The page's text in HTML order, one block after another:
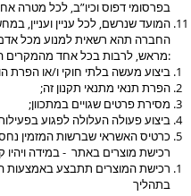
בפרסומי דפוס וכיו”ב, לכל מטרה
המועד שנרשם, לכל עניין ועניין,
החברה תהא רשאית למנוע מכל אדם
מראש, לרבות בכל אחד מהמקרים הבאים:
ביצוע מעשה בלתי חוקי ו/או הפרת
הפרת תנאי מתנאי תקנון זה;
מסירת פרטים שגויים במתכוון;
ביצוע פעולה העלולה לפגוע
כרטיס האשראי שברשות המזמין
רכישת מוצרים באתר - במידה ויהיו
רכישת המוצרים תתבצע באמצעות
בתהליך